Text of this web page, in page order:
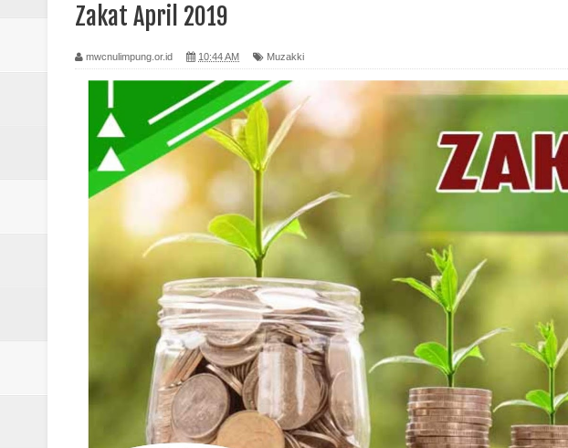
Laporan Koin Nu Ngaliyan Oktober II 2025
Laporan Koin Nu Lobang Oktober II 2025
Laporan Koin Nu Limpung Oktober II 2025
Laporan Koin Nu Kepuh Oktober II 2025
Laporan Koin Nu Kalisalak Oktober II 2025
Laporan Koin Nu Donorejo Oktober II 2025
Laporan Koin Nu Dlisen Oktober II 2025
Laporan Koin Nu Babadan Oktober II 2025
Laporan Koin Nu Amongrogo Oktober II 2025
Laporan Koin Nu Wonokerso Oktober I 2025
Laporan Koin Nu Tembok Oktober I 2025
Zakat April 2019
mwcnulimpung.or.id 10:44 AM Muzakki